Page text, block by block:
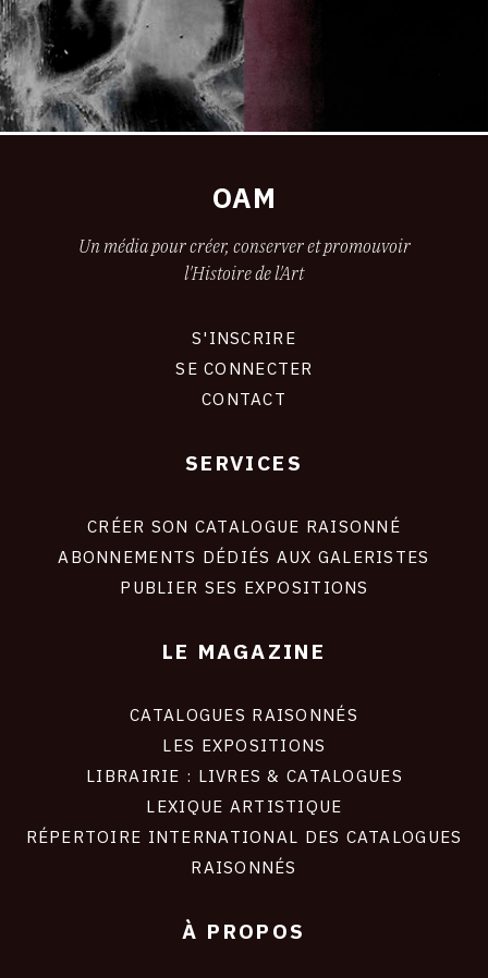
OAM
Un média pour créer, conserver et promouvoir
l'Histoire de l'Art
S'INSCRIRE
SE CONNECTER
CONTACT
SERVICES
CRÉER SON CATALOGUE RAISONNÉ
ABONNEMENTS DÉDIÉS AUX GALERISTES
PUBLIER SES EXPOSITIONS
LE MAGAZINE
CATALOGUES RAISONNÉS
LES EXPOSITIONS
LIBRAIRIE : LIVRES & CATALOGUES
LEXIQUE ARTISTIQUE
RÉPERTOIRE INTERNATIONAL DES CATALOGUES
RAISONNÉS
À PROPOS